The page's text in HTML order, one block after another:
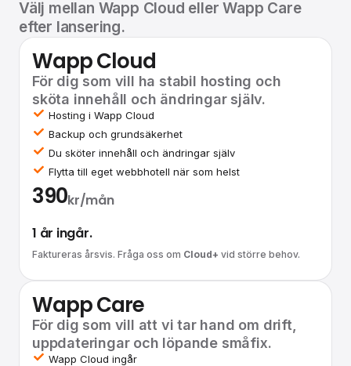
Välj mellan Wapp Cloud eller Wapp Care
efter lansering.
Wapp Cloud
För dig som vill ha stabil hosting och
sköta innehåll och ändringar själv.
Hosting i Wapp Cloud
Backup och grundsäkerhet
Du sköter innehåll och ändringar själv
Flytta till eget webbhotell när som helst
390kr/mån
1 år ingår.
Faktureras årsvis. Fråga oss om Cloud+ vid större behov.
Wapp Care
För dig som vill att vi tar hand om drift,
uppdateringar och löpande småfix.
Wapp Cloud ingår